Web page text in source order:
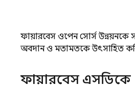
ফায়ারবেস ওপেন সোর্স উন্নয়নকে
অবদান ও মতামতকে উৎসাহিত
ফায়ারবেস এসডিকে